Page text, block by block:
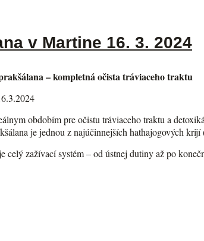
v Martine 16. 3. 2024
– kompletná očista tráviaceho traktu
obdobím pre očistu tráviaceho traktu a
je jednou z najúčinnejších hathajogových
celý zažívací systém – od ústnej dutiny až po